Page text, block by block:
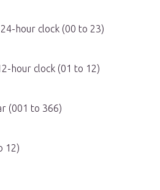
hour clock (00 to 23)
hour clock (01 to 12)
(001 to 366)
12)